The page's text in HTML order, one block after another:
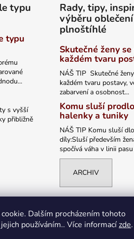
Dalším procházením tohoto
používáním.. Více informacízde.
typu
typu
s vyšší
přibližně
Rady, tipy,
výběru
plnoštíhlé
Skutečné ženy
každém tvaru
NÁŠ TIP Skutečné
každém tvaru postavy,
zabarvení a osobnost...
Komu sluší
halenky a tuniky
NÁŠ TIP Komu sluší
díly:Sluší především
spočívá váha v linii pasu
ARCHIV